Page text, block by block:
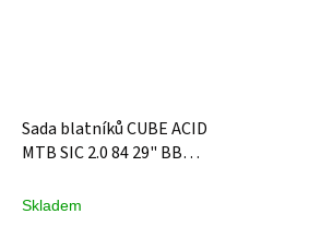
Sada blatníků CUBE ACID
MTB SIC 2.0 84 29" BB
Skladem